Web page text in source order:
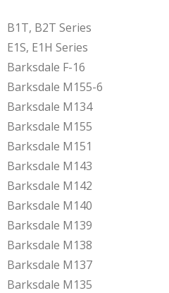
B1T, B2T Series
E1S, E1H Series
Barksdale F-16
Barksdale M155-6
Barksdale M134
Barksdale M155
Barksdale M151
Barksdale M143
Barksdale M142
Barksdale M140
Barksdale M139
Barksdale M138
Barksdale M137
Barksdale M135